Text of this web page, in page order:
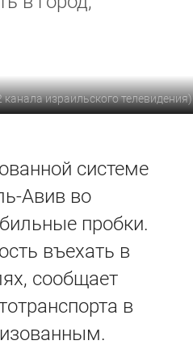
израильского телевидения)
системе
Авив во
пробки.
въехать в
сообщает
в